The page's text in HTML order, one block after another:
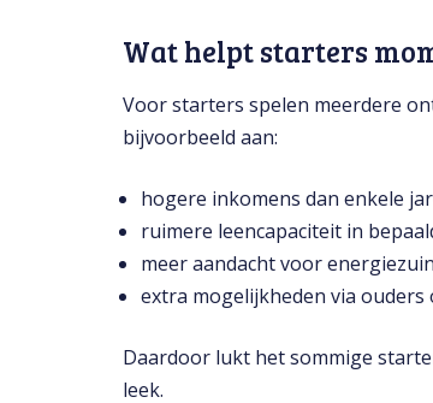
Wat helpt starters
Voor starters spelen meerdere
bijvoorbeeld aan:
hogere inkomens dan enkele
ruimere leencapaciteit in
meer aandacht voor
extra mogelijkheden via ouders
Daardoor lukt het sommige
leek.